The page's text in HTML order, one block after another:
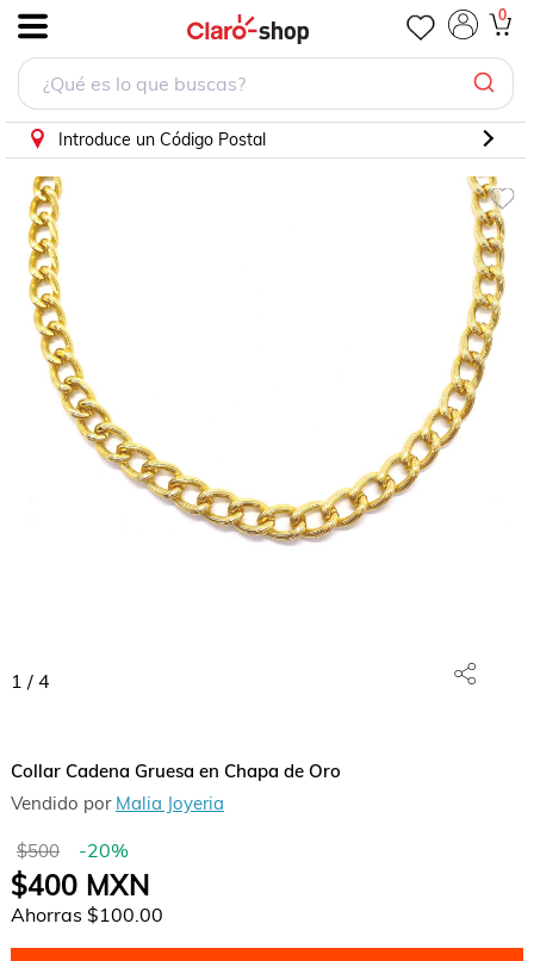
0
Introduce un Código Postal
1 / 4
Collar Cadena Gruesa en Chapa de Oro
Vendido por Malia Joyeria
$500 -20%
$400MXN
Ahorras $100.00
Collar Cadena Gruesa en Chapa de Oro